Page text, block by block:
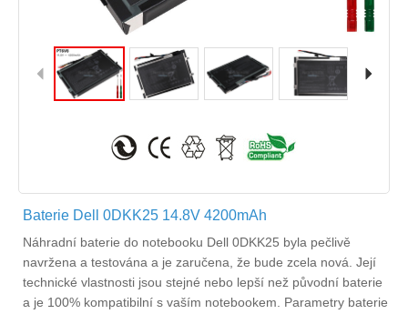
Baterie Dell 0DKK25 14.8V 4200mAh
Náhradní baterie do notebooku Dell 0DKK25 byla pečlivě
navržena a testována a je zaručena, že bude zcela nová. Její
technické vlastnosti jsou stejné nebo lepší než původní baterie
a je 100% kompatibilní s vaším notebookem. Parametry baterie